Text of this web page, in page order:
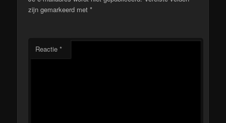
zijn gemarkeerd met*
Reactie*